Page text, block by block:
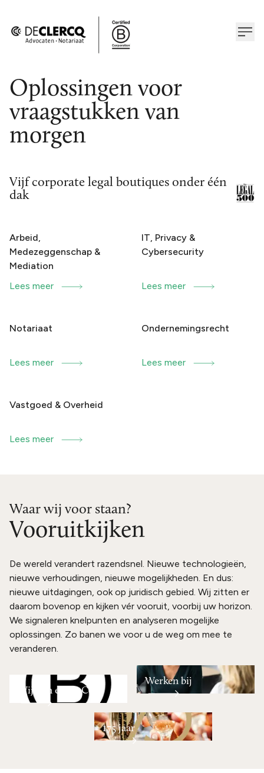
Oplossingen voor
vraagstukken van
morgen
Vijf corporate legal boutiques onder één
dak
Arbeid,
Medezeggenschap &
Mediation
Lees meer
IT, Privacy &
Cybersecurity
Lees meer
Notariaat
Lees meer
Ondernemingsrecht
Lees meer
Vastgoed & Overheid
Lees meer
Waar wij voor staan?
Vooruitkijken
De wereld verandert razendsnel. Nieuwe technologieën,
nieuwe verhoudingen, nieuwe mogelijkheden. En dus:
nieuwe uitdagingen, ook op juridisch gebied. Wij zitten er
daarom bovenop en kijken vér vooruit, voorbij uw horizon.
We signaleren knelpunten en analyseren mogelijke
oplossingen. Zo banen we voor u de weg om mee te
veranderen.
Werken bij
Wij zijn een B Corp
175 jaar